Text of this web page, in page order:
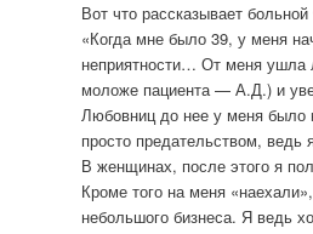
Вот что рассказывает
«Когда мне было 39, у меня
неприятности… От меня
моложе пациента — А.Д.) и
Любовниц до нее у меня было
просто предательством, ведь
В женщинах, после этого я
Кроме того на меня
небольшого бизнеса. Я ведь